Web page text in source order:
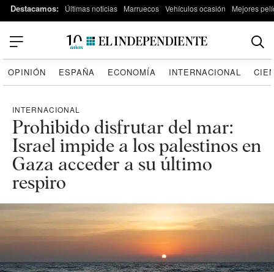
Destacamos: Últimas noticias Marruecos Vehículos ocasión Mejores
OPINIÓN ESPAÑA ECONOMÍA INTERNACIONAL
INTERNACIONAL
Prohibido disfrutar del mar:
Israel impide a los palestinos en
Gaza acceder a su último
respiro